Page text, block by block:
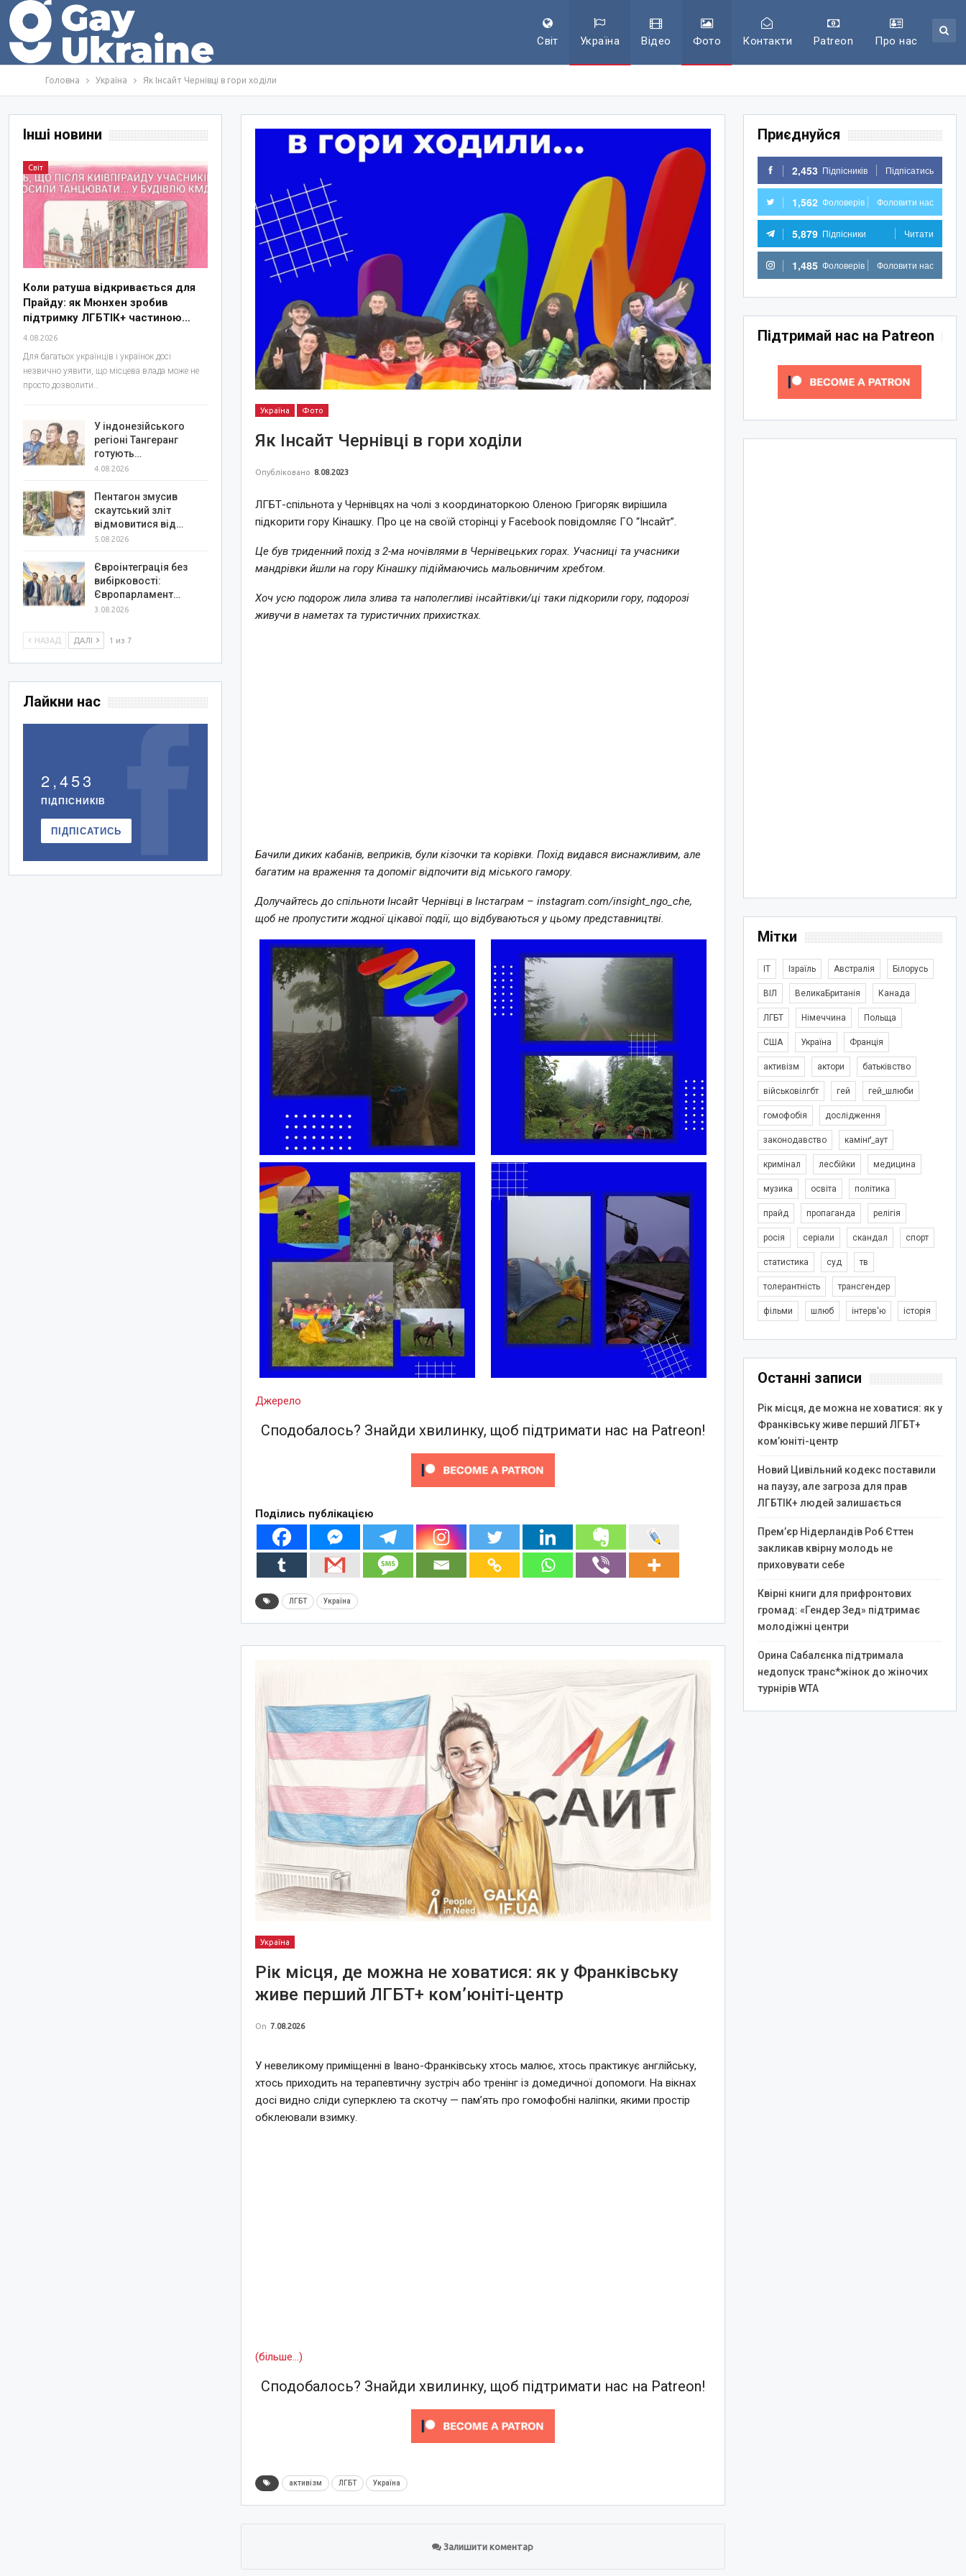
Світ Україна Відео Фото Контакти Patreon Про нас
Головна Україна Як Інсайт Чернівці в гори ходіли
Україна Фото
Як Інсайт Чернівці в гори ходіли
Опубліковано 8.08.2023
ЛГБТ-спільнота у Чернівцях на чолі з координаторкою Оленою Григоряк вирішила
підкорити гору Кінашку. Про це на своїй сторінці у Facebook повідомляє ГО “Інсайт”.
Це був триденний похід з 2-ма ночівлями в Чернівецьких горах. Учасниці та учасники
мандрівки йшли на гору Кінашку підіймаючись мальовничим хребтом.
Хоч усю подорож лила злива та наполегливі інсайтівки/ці таки підкорили гору, подорозі
живучи в наметах та туристичних прихистках.
Бачили диких кабанів, веприків, були кізочки та корівки. Похід видався виснажливим, але
багатим на враження та допоміг відпочити від міського гамору.
Долучайтесь до спільноти Інсайт Чернівці в Інстаграм – instagram.com/insight_ngo_che,
щоб не пропустити жодної цікавої події, що відбуваються у цьому представництві.
Джерело
Сподобалось? Знайди хвилинку, щоб підтримати нас на Patreon!
Поділись публікацією
ЛГБТ Україна
Україна
Рік місця, де можна не ховатися: як у Франківську
живе перший ЛГБТ+ ком’юніті-центр
On 7.08.2026
У невеликому приміщенні в Івано-Франківську хтось малює, хтось практикує англійську,
хтось приходить на терапевтичну зустріч або тренінг із домедичної допомоги. На вікнах
досі видно сліди суперклею та скотчу — пам’ять про гомофобні наліпки, якими простір
обклеювали взимку.
(більше…)
Сподобалось? Знайди хвилинку, щоб підтримати нас на Patreon!
активізм ЛГБТ Україна
Залишити коментар
Приєднуйся
2,453 Підпісників Підпісатись
1,562 Фоловерів Фоловити нас
5,879 Підпісники Читати
1,485 Фоловерів Фоловити нас
Підтримай нас на Patreon
Мітки
IT Ізраїль Австралія Білорусь
ВІЛ ВеликаБританія Канада
ЛГБТ Німеччина Польща
США Україна Франція
активізм актори батьківство
військовілгбт гей гей_шлюби
гомофобія дослідження
законодавство камінґ_аут
кримінал лесбійки медицина
музика освіта політика
прайд пропаганда релігія
росія серіали скандал спорт
статистика суд тв
толерантність трансгендер
фільми шлюб інтерв'ю історія
Останні записи
Рік місця, де можна не ховатися: як у
Франківську живе перший ЛГБТ+
ком’юніті-центр
Новий Цивільний кодекс поставили
на паузу, але загроза для прав
ЛГБТІК+ людей залишається
Прем’єр Нідерландів Роб Єттен
закликав квірну молодь не
приховувати себе
Квірні книги для прифронтових
громад: «Гендер Зед» підтримає
молодіжні центри
Орина Сабалєнка підтримала
недопуск транс*жінок до жіночих
турнірів WTA
Інші новини
Світ
Коли ратуша відкривається для
Прайду: як Мюнхен зробив
підтримку ЛГБТІК+ частиною…
4.08.2026
Для багатьох українців і українок досі
незвично уявити, що місцева влада може не
просто дозволити…
У індонезійського
регіоні Тангеранг
готують…
4.08.2026
Пентагон змусив
скаутський зліт
відмовитися від…
5.08.2026
Євроінтеграція без
вибірковості:
Європарламент…
3.08.2026
НАЗАД ДАЛІ 1 из 7
Лайкни нас
2,453
ПІДПІСНИКІВ
ПІДПІСАТИСЬ